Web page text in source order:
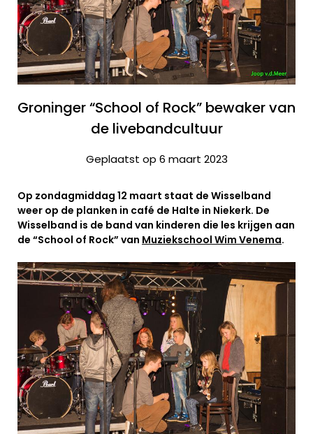
Groninger “School of Rock” bewaker van
de livebandcultuur
Geplaatst op 6 maart 2023
Op zondagmiddag 12 maart staat de Wisselband
weer op de planken in café de Halte in Niekerk. De
Wisselband is de band van kinderen die les krijgen aan
de “School of Rock” van Muziekschool Wim Venema.